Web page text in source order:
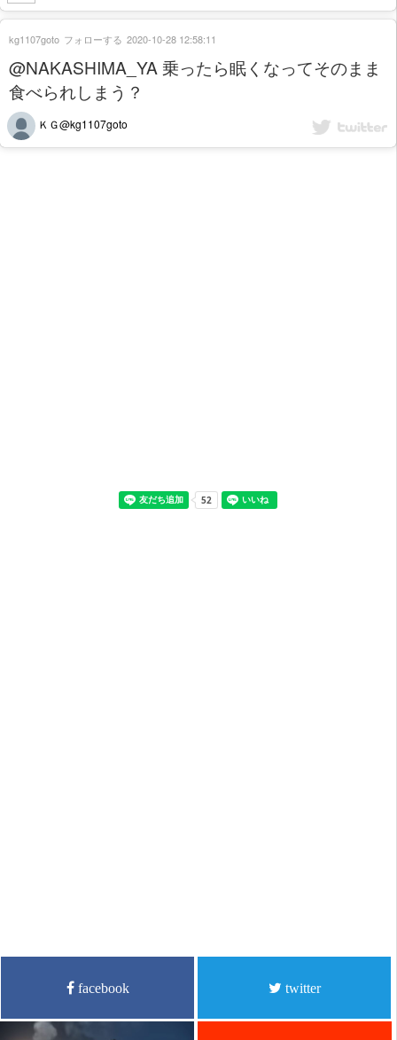
@NAKASHIMA_YA 乗ったら眠くなってそのまま
食べられしまう？
ＫＧ@kg1107goto
kg1107goto フォローする 2020-10-28 12:58:11
facebook twitter